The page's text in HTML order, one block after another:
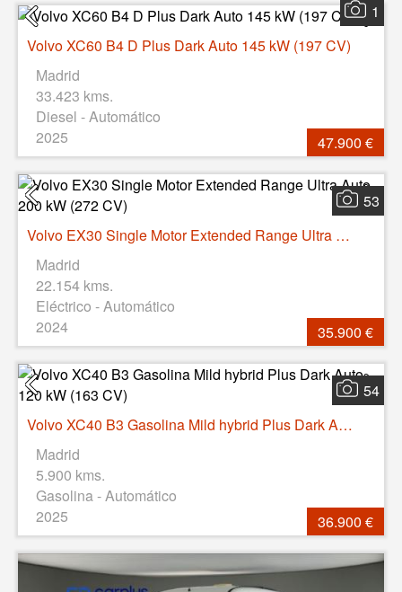
1
Volvo XC60 B4 D Plus Dark Auto 145 kW (197 CV)
Madrid
33.423 kms.
Diesel - Automático
2025
47.900 €
53
Volvo EX30 Single Motor Extended Range Ultra Auto 200 kW (272 CV)
Madrid
22.154 kms.
Eléctrico - Automático
2024
35.900 €
54
Volvo XC40 B3 Gasolina Mild hybrid Plus Dark Auto 120 kW (163 CV)
Madrid
5.900 kms.
Gasolina - Automático
2025
36.900 €